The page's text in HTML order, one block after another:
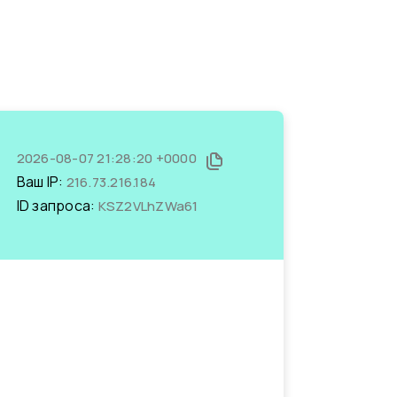
2026-08-07 21:28:20 +0000
Ваш IP: 216.73.216.184
ID запроса: KSZ2VLhZWa61